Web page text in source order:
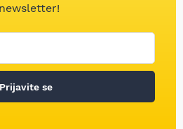
Prijavite se